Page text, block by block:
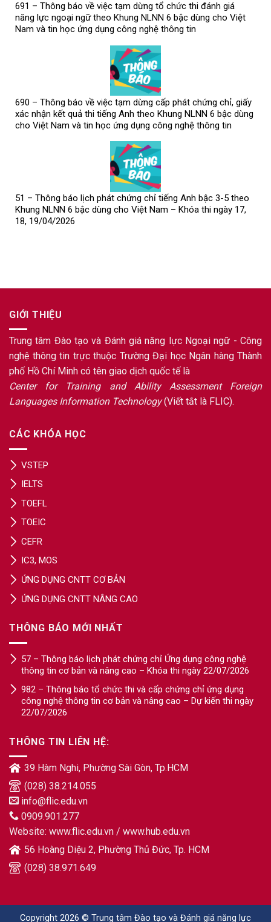
691 – Thông báo về việc tạm dừng tổ chức thi đánh giá
năng lực ngoại ngữ theo Khung NLNN 6 bậc dùng cho Việt
Nam và tin học ứng dụng công nghệ thông tin
690 – Thông báo về việc tạm dừng cấp phát chứng chỉ, giấy
xác nhận kết quả thi tiếng Anh theo Khung NLNN 6 bậc dùng
cho Việt Nam và tin học ứng dụng công nghệ thông tin
51 – Thông báo lịch phát chứng chỉ tiếng Anh bậc 3-5 theo
Khung NLNN 6 bậc dùng cho Việt Nam – Khóa thi ngày 17,
18, 19/04/2026
GIỚI THIỆU
Trung tâm Đào tạo và Đánh giá năng lực Ngoại ngữ - Công
nghệ thông tin trực thuộc Trường Đại học Ngân hàng Thành
phố Hồ Chí Minh có tên giao dịch quốc tế là
Center for Training and Ability Assessment Foreign
Languages Information Technology(Viết tắt là FLIC).
CÁC KHÓA HỌC
VSTEP
ỨNG DỤNG CNTT CƠ BẢN
ỨNG DỤNG CNTT NÂNG CAO
IC3, MOS
IELTS
TOEFL
TOEIC
CEFR
THÔNG BÁO MỚI NHẤT
57 – Thông báo lịch phát chứng chỉ Ứng dụng công nghệ
thông tin cơ bản và nâng cao – Khóa thi ngày 22/07/2026
982 – Thông báo tổ chức thi và cấp chứng chỉ ứng dụng
công nghệ thông tin cơ bản và nâng cao – Dự kiến thi ngày
22/07/2026
THÔNG TIN LIÊN HỆ:
39 Hàm Nghi, Phường Sài Gòn, Tp.HCM
(028) 38.214.055
info@flic.edu.vn
0909.901.277
Website: www.flic.edu.vn / www.hub.edu.vn
56 Hoàng Diệu 2, Phường Thủ Đức, Tp. HCM
(028) 38.971.649
Copyright 2026 © Trung tâm Đào tạo và Đánh giá năng lực